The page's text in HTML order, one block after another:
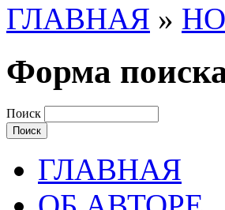
ГЛАВНАЯ »
Форма
Поиск
ГЛАВНАЯ